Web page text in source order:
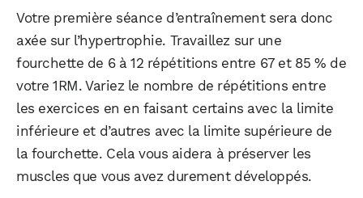
Votre première séance d’entraînement sera donc
axée sur l’hypertrophie. Travaillez sur une
fourchette de 6 à 12 répétitions entre 67 et 85 % de
votre 1RM. Variez le nombre de répétitions entre
les exercices en en faisant certains avec la limite
inférieure et d’autres avec la limite supérieure de
la fourchette. Cela vous aidera à préserver les
muscles que vous avez durement développés.